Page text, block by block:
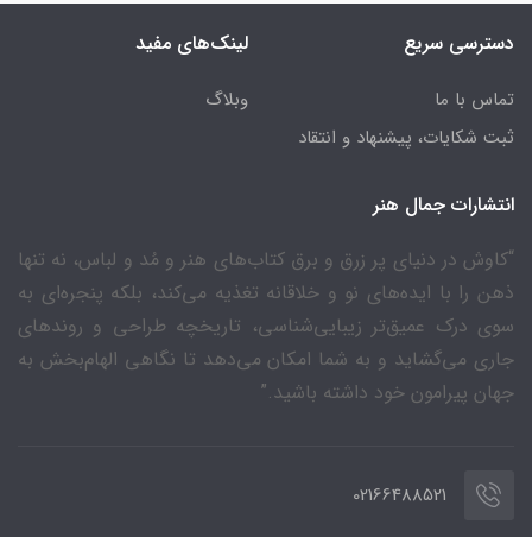
دسترسی سریع
تماس با ما
ثبت شکایات، پیشنهاد و انتقاد
لینک‌های مفید
وبلاگ
انتشارات جمال هنر
“کاوش در دنیای پر زرق و برق کتاب‌های هنر و مُد و لباس، نه تنها
ذهن را با ایده‌های نو و خلاقانه تغذیه می‌کند، بلکه پنجره‌ای به
سوی درک عمیق‌تر زیبایی‌شناسی، تاریخچه طراحی و روندهای
جاری می‌گشاید و به شما امکان می‌دهد تا نگاهی الهام‌بخش به
جهان پیرامون خود داشته باشید.”
02166488521